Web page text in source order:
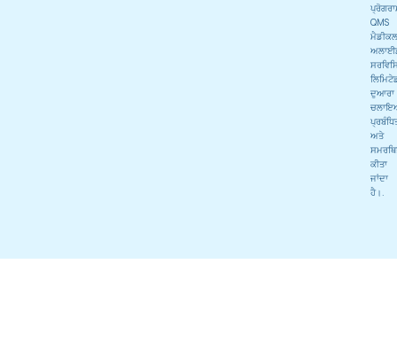
QMS
ਮੈਡੀਕਲ
ਦੁਆਰਾ
ਅਤੇ
ਕੀਤਾ
ਜਾਂਦਾ
ਹੈ।.